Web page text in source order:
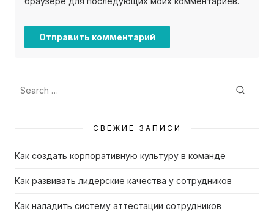
Search
for:
СВЕЖИЕ ЗАПИСИ
Как создать корпоративную культуру в команде
Как развивать лидерские качества у сотрудников
Как наладить систему аттестации сотрудников